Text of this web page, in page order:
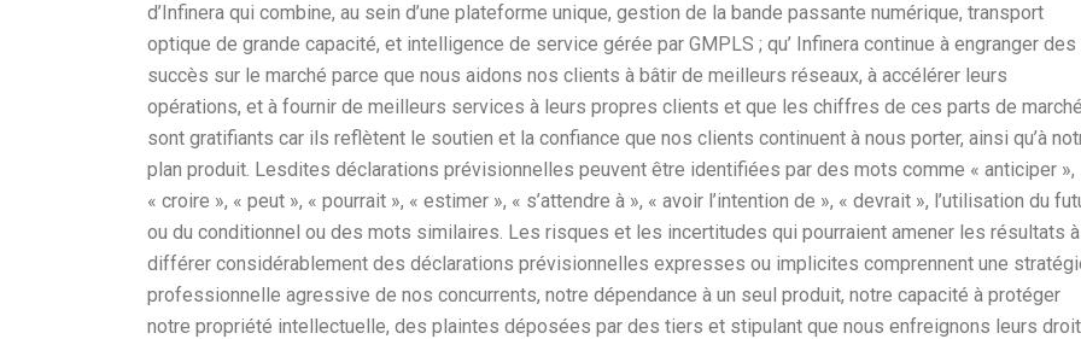
d’Infinera qui combine, au sein d’une plateforme unique, gestion de la bande passante numérique, transport
optique de grande capacité, et intelligence de service gérée par GMPLS ; qu’ Infinera continue à engranger des
succès sur le marché parce que nous aidons nos clients à bâtir de meilleurs réseaux, à accélérer leurs
opérations, et à fournir de meilleurs services à leurs propres clients et que les chiffres de ces parts de marché
sont gratifiants car ils reflètent le soutien et la confiance que nos clients continuent à nous porter, ainsi qu’à
plan produit. Lesdites déclarations prévisionnelles peuvent être identifiées par des mots comme « anticiper »,
« croire », « peut », « pourrait », « estimer », « s’attendre à », « avoir l’intention de », « devrait », l’utilisation du
ou du conditionnel ou des mots similaires. Les risques et les incertitudes qui pourraient amener les résultats à
différer considérablement des déclarations prévisionnelles expresses ou implicites comprennent une
professionnelle agressive de nos concurrents, notre dépendance à un seul produit, notre capacité à protéger
notre propriété intellectuelle, des plaintes déposées par des tiers et stipulant que nous enfreignons leurs